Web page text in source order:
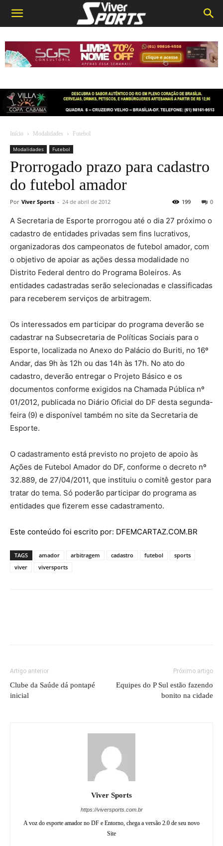
Início Modalidades Futebol
Modalidades Futebol
Prorrogado prazo para cadastro
do futebol amador
Por Viver Sports - 24 de abril de 2012 0
199
A Secretaria de Esporte prorrogou até o dia 27 próximo o
cadastro de entidades privadas sem fins lucrativos,
organizadoras dos campeonatos de futebol amador, com
o objetivo de apoiar as ações dessa modalidade no
Distrito Federal dentro do Programa Boleiros. As
entidades cadastradas serão selecionadas e classificadas
para receberem serviços de arbitragem.
Os interessados em participar do programa deverão se
cadastrar na Subsecretaria de Políticas Sociais para o
Esporte, localizada no Anexo do Palácio do Buriti, no 16º
Andar, das 9h às 12h ou das 14h às 17h. No ato do
cadastro, deverão entregar o Projeto Básico e os
documentos conforme exigidos na Chamada Pública nº
01/2012, publicada no Diário Oficial do DF desta segunda-
feira (9) e disponível também no site da Secretaria de
Esporte.
O cadastramento está previsto no projeto de apoio às
Ações de Futebol Amador do DF, conforme o decreto nº
32.889, de 27/04/2011, que instituiu o comitê gestor para
tratar do tema. Só poderão participar do programa as
entidades que fizerem esse cadastramento.
Este conteúdo foi escrito por: DFEMCARTAZ.COM.BR
TAGS amador arbitragem cadastro futebol
sports
viver
viversports
Artigo anterior
Clube da Saúde dá pontapé
inicial
Próximo artigo
Equipes do P Sul estão fazendo
bonito na cidade
Viver Sports
https://viversports.com.br
A voz do esporte amador no DF e Entorno, chega a versão 2.0 de seu novo
Site